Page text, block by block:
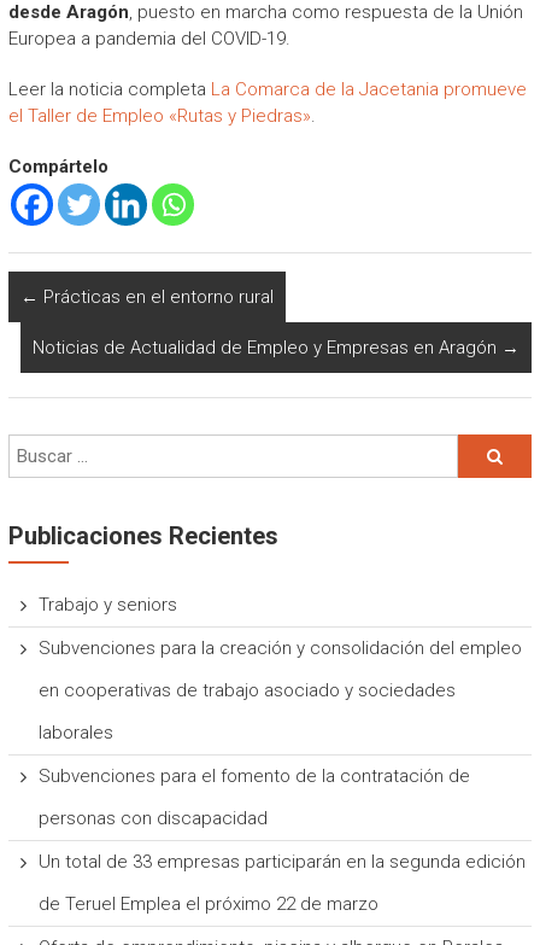
desde Aragón, puesto en marcha como respuesta de la Unión
Europea a pandemia del COVID-19.
Leer la noticia completa La Comarca de la Jacetania promueve
el Taller de Empleo «Rutas y Piedras».
Compártelo
← Prácticas en el entorno rural
Noticias de Actualidad de Empleo y Empresas en Aragón →
Publicaciones Recientes
Trabajo y seniors
Subvenciones para la creación y consolidación del empleo
en cooperativas de trabajo asociado y sociedades
laborales
Subvenciones para el fomento de la contratación de
personas con discapacidad
Un total de 33 empresas participarán en la segunda edición
de Teruel Emplea el próximo 22 de marzo